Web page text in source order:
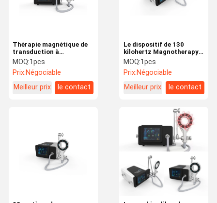
Thérapie magnétique de
transduction à
pénétration de magnéto
de machine profonde
Extracorporeal de
thérapie pour le
soulagement de la
MOQ:1pcs
Prix:Négociable
Meilleur prix
le contact
Le dispositif de 130
kilohertz Magnotherapy a
palpité des machines de
thérapie de champ
magnétique
MOQ:1pcs
Prix:Négociable
Meilleur prix
le contact